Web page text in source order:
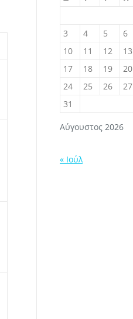
Αύγουστος 2026
3
4 5 6
10
11 12 13
17
18 19 20
24
25 26 27
31
« Ιούλ